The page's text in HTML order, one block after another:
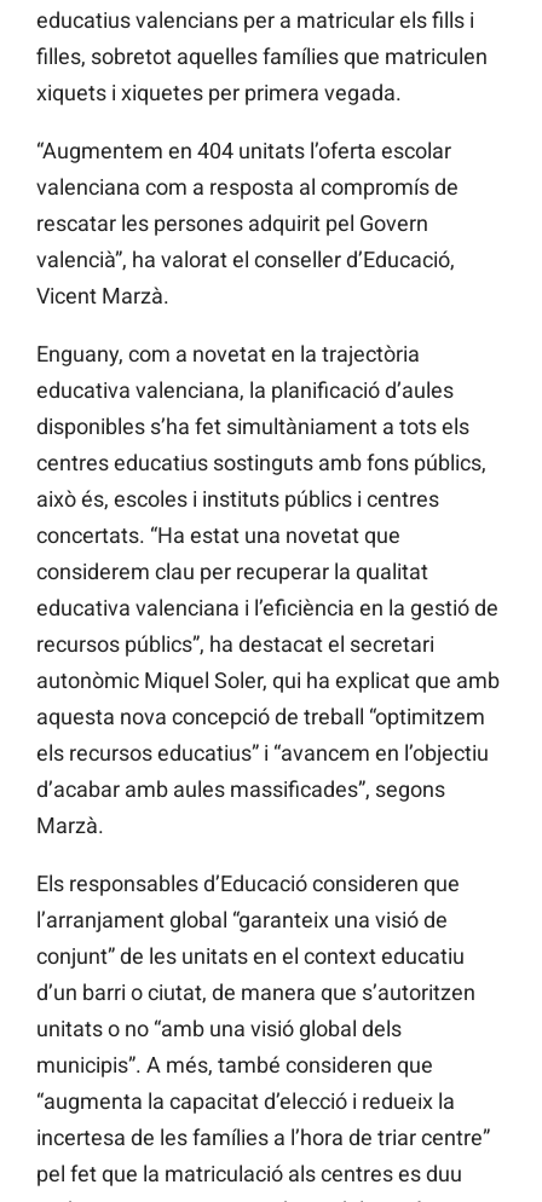
educatius valencians per a matricular els fills i
filles, sobretot aquelles famílies que matriculen
xiquets i xiquetes per primera vegada.
“Augmentem en 404 unitats l’oferta escolar
valenciana com a resposta al compromís de
rescatar les persones adquirit pel Govern
valencià”, ha valorat el conseller d’Educació,
Vicent Marzà.
Enguany, com a novetat en la trajectòria
educativa valenciana, la planificació d’aules
disponibles s’ha fet simultàniament a tots els
centres educatius sostinguts amb fons públics,
això és, escoles i instituts públics i centres
concertats. “Ha estat una novetat que
considerem clau per recuperar la qualitat
educativa valenciana i l’eficiència en la gestió de
recursos públics”, ha destacat el secretari
autonòmic Miquel Soler, qui ha explicat que amb
aquesta nova concepció de treball “optimitzem
els recursos educatius” i “avancem en l’objectiu
d’acabar amb aules massificades”, segons
Marzà.
Els responsables d’Educació consideren que
l’arranjament global “garanteix una visió de
conjunt” de les unitats en el context educatiu
d’un barri o ciutat, de manera que s’autoritzen
unitats o no “amb una visió global dels
municipis”. A més, també consideren que
“augmenta la capacitat d’elecció i redueix la
incertesa de les famílies a l’hora de triar centre”
pel fet que la matriculació als centres es duu